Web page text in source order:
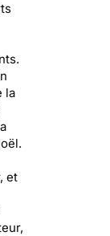
la
et